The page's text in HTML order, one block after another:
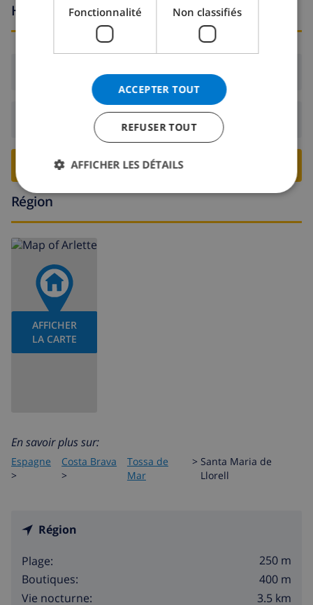
Heures d'arrivée et de départ
Arrivée:De 16:00 avant 21:00
Départ:
RESERVER CETTE VILLA ›
Région
AFFICHER
LA CARTE
En savoir plus sur:
Espagne
>
Costa Brava
>
Tossa de
Mar
> Santa Maria de
Llorell
Région
Plage:
250 m
Boutiques:
400 m
Vie nocturne:
3.5 km
Fonctionnalité Non classifiés
ACCEPTER TOUT
REFUSER TOUT
AFFICHER LES DÉTAILS